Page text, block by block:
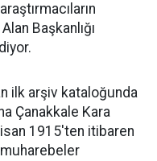
Başkanlığı
ilk arşiv kataloğunda
Çanakkale Kara
1915'ten itibaren